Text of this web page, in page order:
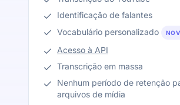
Identificação de falantes
Vocabulário personalizado
Acesso à API
Transcrição em massa
Nenhum período de retenção
arquivos de mídia